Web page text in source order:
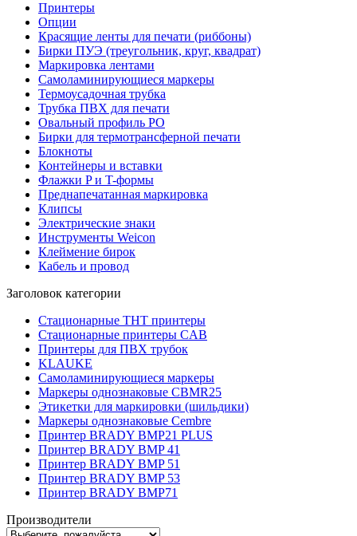
Принтеры
Опции
Красящие ленты для печати (риббоны)
Бирки ПУЭ (треугольник, круг, квадрат)
Маркировка лентами
Самоламинирующиеся маркеры
Термоусадочная трубка
Трубка ПВХ для печати
Овальный профиль PO
Бирки для термотрансферной печати
Блокноты
Контейнеры и вставки
Флажки P и T-формы
Преднапечатанная маркировка
Клипсы
Электрические знаки
Инструменты Weicon
Клеймение бирок
Кабель и провод
Заголовок категории
Стационарные THT принтеры
Стационарные принтеры CAB
Принтеры для ПВХ трубок
KLAUKE
Самоламинирующиеся маркеры
Маркеры однознаковые CBMR25
Этикетки для маркировки (шильдики)
Маркеры однознаковые Cembre
Принтер BRADY BMP21 PLUS
Принтер BRADY BMP 41
Принтер BRADY BMP 51
Принтер BRADY BMP 53
Принтер BRADY BMP71
Производители